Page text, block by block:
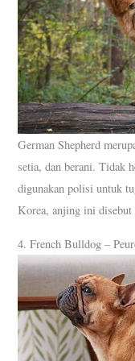
German Shepherd
setia, dan berani. Tidak
digunakan polisi untuk
Korea, anjing ini disebut
4. French Bulldog –